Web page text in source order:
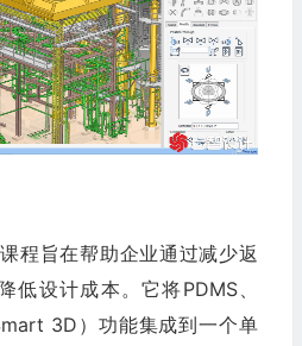
课程旨在帮助企业通过减少返
低设计成本。它将PDMS、
3D）功能集成到一个单